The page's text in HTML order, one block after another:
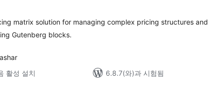
matrix solution for managing complex pricing structures and
Gutenberg blocks.
활성 설치
6.8.7(와)과 시험됨